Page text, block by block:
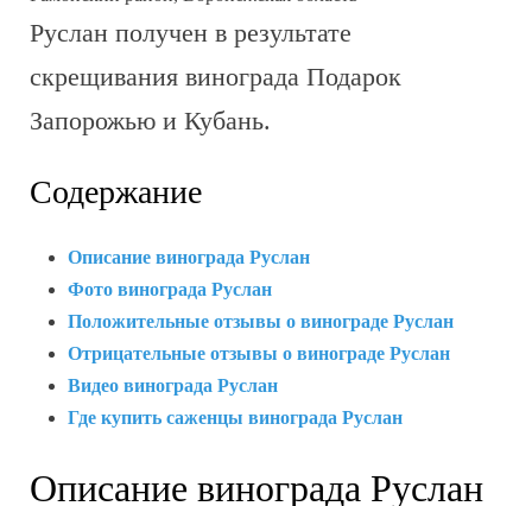
Руслан получен в результате
скрещивания винограда Подарок
Запорожью и Кубань.
Содержание
Описание винограда Руслан
Фото винограда Руслан
Положительные отзывы о винограде Руслан
Отрицательные отзывы о винограде Руслан
Видео винограда Руслан
Где купить саженцы винограда Руслан
Описание винограда Руслан